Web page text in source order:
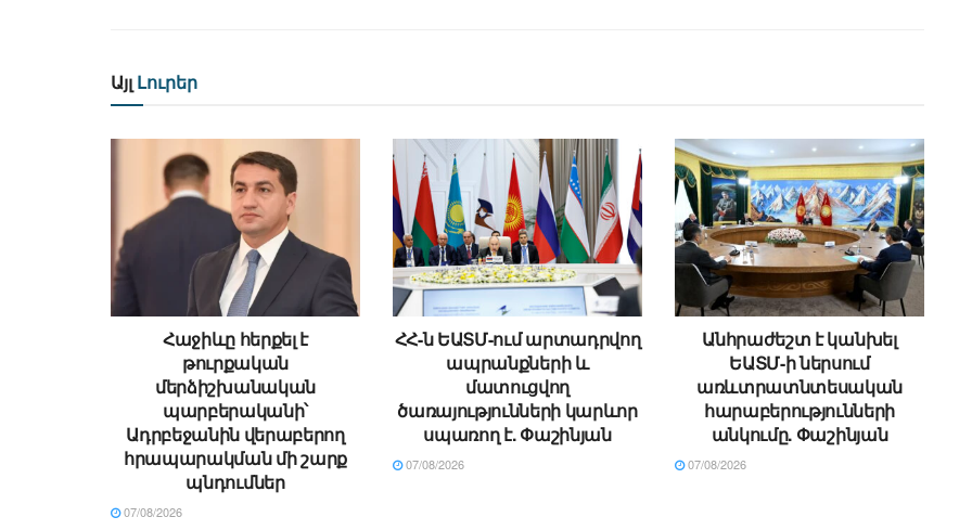
Այլ Լուրեր
Հաջիևը հերքել է
թուրքական
մերձիշխանական
պարբերականի՝
Ադրբեջանին վերաբերող
հրապարակման մի շարք
պնդումներ
07/08/2026
ՀՀ-ն ԵԱՏՄ-ում արտադրվող
ապրանքների և
մատուցվող
ծառայությունների կարևոր
սպառող է. Փաշինյան
07/08/2026
Անհրաժեշտ է կանխել
ԵԱՏՄ-ի ներսում
առևտրատնտեսական
հարաբերությունների
անկումը. Փաշինյան
07/08/2026